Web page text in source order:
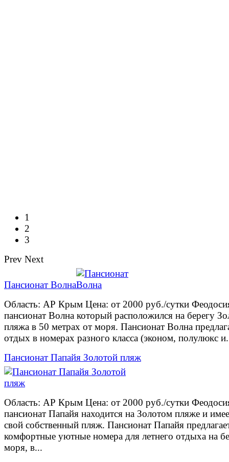
1
2
3
Prev Next
Пансионат Волна
Область: АР Крым Цена: от 2000 руб./сутки
пансионат Волна который расположился на берегу
пляжа в 50 метрах от моря. Пансионат Волна
отдых в номерах разного класса (эконом, полулюкс
Пансионат Папайя Золотой пляж
Область: АР Крым Цена: от 2000 руб./сутки
пансионат Папайя находится на Золотом пляже и
свой собственный пляж. Пансионат Папайя
комфортные уютные номера для летнего отдыха на
моря, в...